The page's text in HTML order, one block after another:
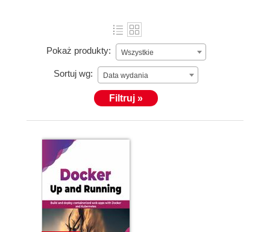
Pokaż produkty: Wszystkie
Sortuj wg: Data wydania
Filtruj »